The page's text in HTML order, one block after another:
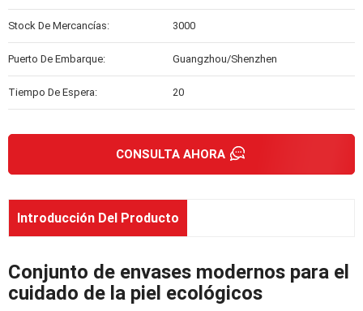
Stock De Mercancías: 3000
Puerto De Embarque: Guangzhou/Shenzhen
Tiempo De Espera: 20
CONSULTA AHORA
Introducción Del Producto
Conjunto de envases modernos para el
cuidado de la piel ecológicos